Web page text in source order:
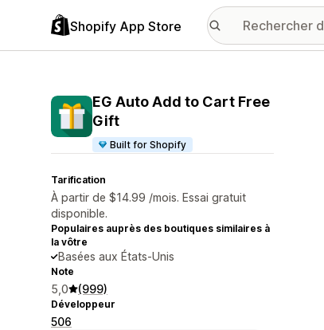
Shopify App Store
EG Auto Add to Cart Free
Gift
Built for Shopify
Tarification
À partir de $14.99 /mois. Essai gratuit
disponible.
Populaires auprès des boutiques similaires à
la vôtre
Basées aux États-Unis
Note
5,0 (999)
Développeur
506